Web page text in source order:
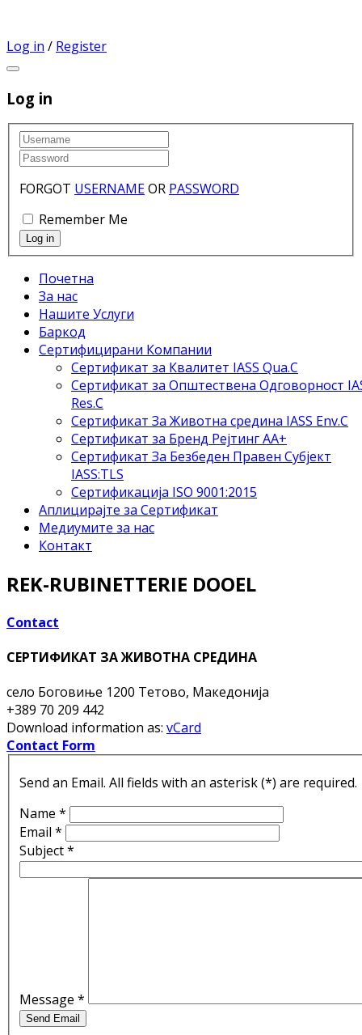
Log in / Register
Log in
FORGOT USERNAMEOR PASSWORD
Remember Me
Почетна
За нас
Нашите Услуги
Баркод
Сертифицирани Компании
Сертификат за Квалитет IASS Qua.C
Сертификат за Општествена Одговорност
Res.C
Сертификат За Животна средина IASS Env.C
Сертификат за Бренд Рејтинг АА+
Сертификат За Безбеден Правен Субјект
IASS:TLS
Сертификација ISO 9001:2015
Аплицирајте за Сертификат
Медиумите за нас
Контакт
REK-RUBINETTERIE DOOEL
Contact
СЕРТИФИКАТ ЗА ЖИВОТНА СРЕДИНА
село Боговиње 1200 Тетово, Македонија
+389 70 209 442
Download information as: vCard
Contact Form
Send an Email. All fields with an asterisk (*) are required.
Name *
Email *
Subject*
Message *
Send Email